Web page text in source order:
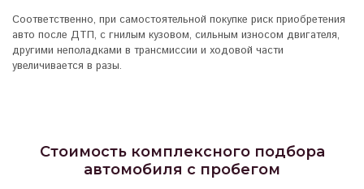
Соответственно, при самостоятельной покупке риск приобретения
авто после ДТП, с гнилым кузовом, сильным износом двигателя,
другими неполадками в трансмиссии и ходовой части
увеличивается в разы.
Стоимость комплексного подбора
автомобиля с пробегом